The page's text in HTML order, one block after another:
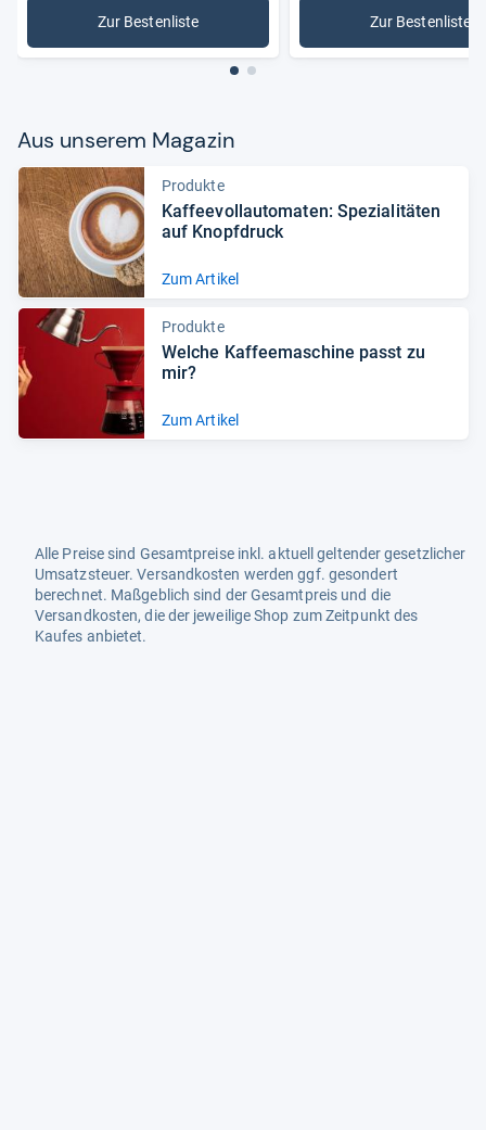
Zur Bestenliste: Kaffeevollautomaten Zur Bestenliste
:
Aus unse­rem Maga­zin
Produkte
Kaf­fee­voll­au­to­ma­ten: Spe­zia­li­tä­ten
auf Knopf­druck
Zum Artikel
Produkte
Wel­che Kaf­fee­ma­schine passt zu
mir?
Zum Artikel
Alle Preise sind Gesamtpreise inkl. aktuell geltender gesetzlicher
Umsatzsteuer. Versandkosten werden ggf. gesondert
berechnet. Maßgeblich sind der Gesamtpreis und die
Versandkosten, die der jeweilige Shop zum Zeitpunkt des
Kaufes anbietet.